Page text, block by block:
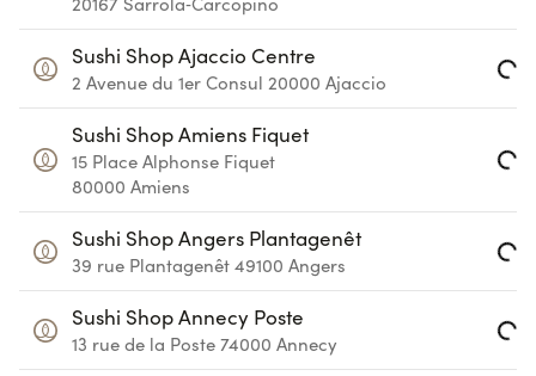
Sushi Shop Ajaccio Centre
2 Avenue du 1er Consul 20000 Ajaccio Loading...
Sushi Shop Amiens Fiquet
15 Place Alphonse Fiquet
80000 Amiens Loading...
Sushi Shop Angers Plantagenêt
39 rue Plantagenêt 49100 Angers Loading...
Sushi Shop Annecy Poste
13 rue de la Poste 74000 Annecy